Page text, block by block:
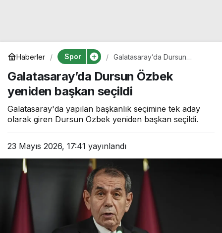
Haberler Spor
Galatasaray’da Dursun
seçildi
Galatasaray’da Dursun Özbek
yeniden başkan seçildi
Galatasaray'da yapılan başkanlık seçimine tek aday
olarak giren Dursun Özbek yeniden başkan seçildi.
23 Mayıs 2026, 17:41 yayınlandı